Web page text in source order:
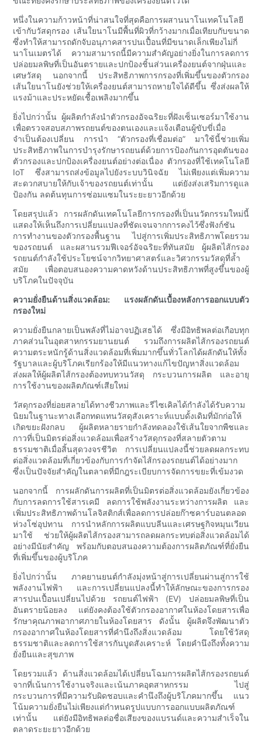
หนึ่งในความก้าวหน้าที่น่าสนใจที่สุดคือการผสานนาโนเทคโนโลยี
เข้ากับวัสดุกรอง เส้นใยนาโนมีพื้นที่ผิวที่กว้างมากเมื่อเทียบกับขนาด
ซึ่งทำให้สามารถดักจับอนุภาคสารปนเปื้อนที่มีขนาดเล็กเพียงไม่กี่
นาโนเมตรได้ ความสามารถนี้มีความสำคัญอย่างยิ่งในการลดการ
ปล่อยมลพิษที่เป็นอันตรายและปกป้องชิ้นส่วนเครื่องยนต์จากฝุ่นและ
เศษวัสดุ นอกจากนี้ ประสิทธิภาพการกรองที่เพิ่มขึ้นของตัวกรอง
เส้นใยนาโนยังช่วยให้เครื่องยนต์สามารถหายใจได้ดีขึ้น ซึ่งส่งผลให้
แรงม้าและประหยัดเชื้อเพลิงมากขึ้น
ยิ่งไปกว่านั้น ผู้ผลิตกำลังนำตัวกรองอัจฉริยะที่ฝังเซ็นเซอร์มาใช้งาน
เพื่อตรวจสอบสภาพรถยนต์ของตนเองและแจ้งเตือนผู้ขับขี่เมื่อ
จำเป็นต้องเปลี่ยน การนำ “ตัวกรองที่เชื่อมต่อ” มาใช้นี้ช่วยเพิ่ม
ประสิทธิภาพในการบำรุงรักษารถยนต์ด้วยการป้องกันการอุดตันของ
ตัวกรองและปกป้องเครื่องยนต์อย่างต่อเนื่อง ตัวกรองที่ใช้เทคโนโลยี
IoT ซึ่งสามารถส่งข้อมูลไปยังระบบวินิจฉัย ไม่เพียงแต่เพิ่มความ
สะดวกสบายให้กับเจ้าของรถยนต์เท่านั้น แต่ยังส่งเสริมการดูแล
ป้องกัน ลดต้นทุนการซ่อมแซมในระยะยาวอีกด้วย
โดยสรุปแล้ว การผลักดันเทคโนโลยีการกรองที่เป็นนวัตกรรมใหม่นี้
แสดงให้เห็นถึงการเปลี่ยนแปลงที่ชัดเจนจากการคงไว้ซึ่งฟังก์ชัน
การทำงานของตัวกรองพื้นฐาน ไปสู่การเพิ่มประสิทธิภาพโดยรวม
ของรถยนต์ และผสานรวมฟีเจอร์อัจฉริยะที่ทันสมัย ​​ผู้ผลิตไส้กรอง
รถยนต์กำลังใช้ประโยชน์จากวิทยาศาสตร์และวิศวกรรมวัสดุที่ล้ำ
สมัย เพื่อตอบสนองความคาดหวังด้านประสิทธิภาพที่สูงขึ้นของผู้
บริโภคในปัจจุบัน
ความยั่งยืนด้านสิ่งแวดล้อม: แรงผลักดันเบื้องหลังการออกแบบตัว
กรองใหม่
ความยั่งยืนกลายเป็นพลังที่ไม่อาจปฏิเสธได้ ซึ่งมีอิทธิพลต่อเกือบทุก
ภาคส่วนในอุตสาหกรรมยานยนต์ รวมถึงการผลิตไส้กรองรถยนต์
ความตระหนักรู้ด้านสิ่งแวดล้อมที่เพิ่มมากขึ้นทั่วโลกได้ผลักดันให้ทั้ง
รัฐบาลและผู้บริโภคเรียกร้องให้มีแนวทางแก้ไขปัญหาสิ่งแวดล้อม
ส่งผลให้ผู้ผลิตไส้กรองต้องทบทวนวัสดุ กระบวนการผลิต และอายุ
การใช้งานของผลิตภัณฑ์เสียใหม่
วัสดุกรองที่ย่อยสลายได้ทางชีวภาพและรีไซเคิลได้กำลังได้รับความ
นิยมในฐานะทางเลือกทดแทนวัสดุสังเคราะห์แบบดั้งเดิมที่มักก่อให้
เกิดขยะฝังกลบ ผู้ผลิตหลายรายกำลังทดลองใช้เส้นใยจากพืชและ
กาวที่เป็นมิตรต่อสิ่งแวดล้อมเพื่อสร้างวัสดุกรองที่สลายตัวตาม
ธรรมชาติเมื่อสิ้นสุดวงจรชีวิต การเปลี่ยนแปลงนี้ช่วยลดผลกระทบ
ต่อสิ่งแวดล้อมที่เกี่ยวข้องกับการกำจัดไส้กรองรถยนต์ได้อย่างมาก
ซึ่งเป็นปัจจัยสำคัญในตลาดที่มีกฎระเบียบการจัดการขยะที่เข้มงวด
นอกจากนี้ การผลักดันการผลิตที่เป็นมิตรต่อสิ่งแวดล้อมยังเกี่ยวข้อง
กับการลดการใช้สารเคมี ลดการใช้พลังงานระหว่างการผลิต และ
เพิ่มประสิทธิภาพด้านโลจิสติกส์เพื่อลดการปล่อยก๊าซคาร์บอนตลอด
ห่วงโซ่อุปทาน การนำหลักการผลิตแบบลีนและเศรษฐกิจหมุนเวียน
มาใช้ ช่วยให้ผู้ผลิตไส้กรองสามารถลดผลกระทบต่อสิ่งแวดล้อมได้
อย่างมีนัยสำคัญ พร้อมกับตอบสนองความต้องการผลิตภัณฑ์ที่ยั่งยืน
ที่เพิ่มขึ้นของผู้บริโภค
ยิ่งไปกว่านั้น ภาคยานยนต์กำลังมุ่งหน้าสู่การเปลี่ยนผ่านสู่การใช้
พลังงานไฟฟ้า และการเปลี่ยนแปลงนี้ทำให้ลักษณะของการกรอง
สารปนเปื้อนเปลี่ยนไปด้วย รถยนต์ไฟฟ้า (EV) ปล่อยมลพิษที่เป็น
อันตรายน้อยลง แต่ยังคงต้องใช้ตัวกรองอากาศในห้องโดยสารเพื่อ
รักษาคุณภาพอากาศภายในห้องโดยสาร ดังนั้น ผู้ผลิตจึงพัฒนาตัว
กรองอากาศในห้องโดยสารที่คำนึงถึงสิ่งแวดล้อม โดยใช้วัสดุ
ธรรมชาติและลดการใช้สารกันบูดสังเคราะห์ โดยคำนึงถึงทั้งความ
ยั่งยืนและสุขภาพ
โดยรวมแล้ว ด้านสิ่งแวดล้อมได้เปลี่ยนโฉมการผลิตไส้กรองรถยนต์
จากที่เน้นการใช้งานจริงและเน้นภาคอุตสาหกรรม ไปสู่
กระบวนการที่มีความรับผิดชอบและคำนึงถึงผู้บริโภคมากขึ้น แนว
โน้มความยั่งยืนไม่เพียงแต่กำหนดรูปแบบการออกแบบผลิตภัณฑ์
เท่านั้น แต่ยังมีอิทธิพลต่อชื่อเสียงของแบรนด์และความสำเร็จใน
ตลาดระยะยาวอีกด้วย